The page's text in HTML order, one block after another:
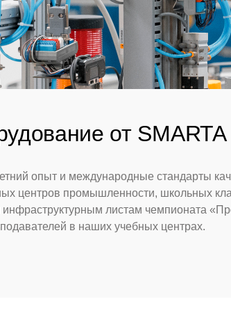
от SMARTA
опыт и международные стандарты
центров промышленности, школьных
листам чемпионата
в наших учебных центрах.